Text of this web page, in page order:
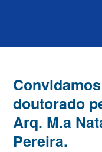
doutorado
Arq. M.a
Pereira.